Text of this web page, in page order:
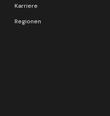
Karriere
Regionen